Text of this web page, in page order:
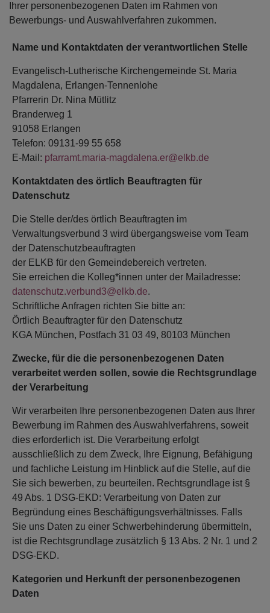
Ihrer personenbezogenen Daten im Rahmen von
Bewerbungs- und Auswahlverfahren zukommen.
Name und Kontaktdaten der verantwortlichen Stelle
Evangelisch-Lutherische Kirchengemeinde St. Maria
Magdalena, Erlangen-Tennenlohe
Pfarrerin Dr. Nina Mütlitz
Branderweg 1
91058 Erlangen
Telefon: 09131-99 55 658
E-Mail: pfarramt.maria-magdalena.er@elkb.de
Kontaktdaten des örtlich Beauftragten für
Datenschutz
Die Stelle der/des örtlich Beauftragten im
Verwaltungsverbund 3 wird übergangsweise vom Team
der Datenschutzbeauftragten
der ELKB für den Gemeindebereich vertreten.
Sie erreichen die Kolleg*innen unter der Mailadresse:
datenschutz.verbund3@elkb.de.
Schriftliche Anfragen richten Sie bitte an:
Örtlich Beauftragter für den Datenschutz
KGA München, Postfach 31 03 49, 80103 München
Zwecke, für die die personenbezogenen Daten
verarbeitet werden sollen, sowie die Rechtsgrundlage
der Verarbeitung
Wir verarbeiten Ihre personenbezogenen Daten aus Ihrer
Bewerbung im Rahmen des Auswahlverfahrens, soweit
dies erforderlich ist. Die Verarbeitung erfolgt
ausschließlich zu dem Zweck, Ihre Eignung, Befähigung
und fachliche Leistung im Hinblick auf die Stelle, auf die
Sie sich bewerben, zu beurteilen. Rechtsgrundlage ist §
49 Abs. 1 DSG-EKD: Verarbeitung von Daten zur
Begründung eines Beschäftigungsverhältnisses. Falls
Sie uns Daten zu einer Schwerbehinderung übermitteln,
ist die Rechtsgrundlage zusätzlich § 13 Abs. 2 Nr. 1 und 2
DSG-EKD.
Kategorien und Herkunft der personenbezogenen
Daten